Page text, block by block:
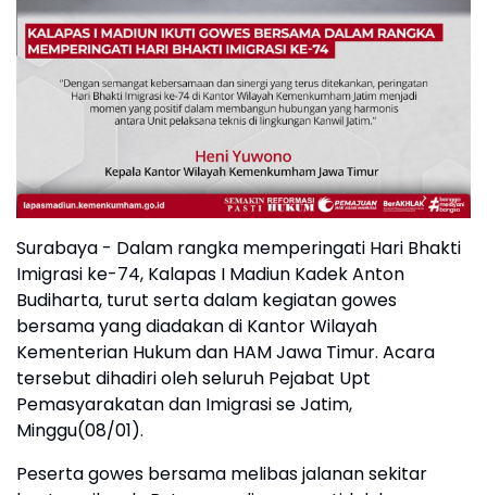
Surabaya - Dalam rangka memperingati Hari Bhakti
Imigrasi ke-74, Kalapas I Madiun Kadek Anton
Budiharta, turut serta dalam kegiatan gowes
bersama yang diadakan di Kantor Wilayah
Kementerian Hukum dan HAM Jawa Timur. Acara
tersebut dihadiri oleh seluruh Pejabat Upt
Pemasyarakatan dan Imigrasi se Jatim,
Minggu(08/01).
Peserta gowes bersama melibas jalanan sekitar